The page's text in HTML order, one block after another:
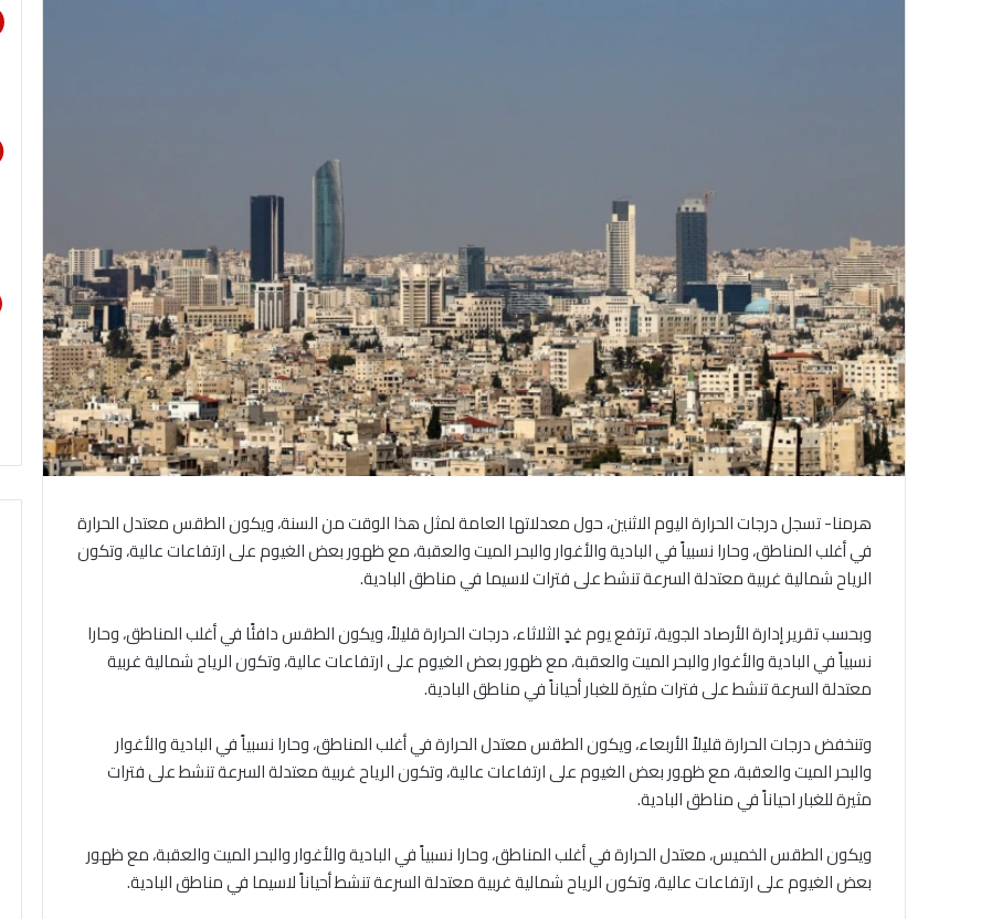
هرمنا- تسجل درجات الحرارة اليوم الاثنين، حول معدلاتها العامة لمثل هذا الوقت من السنة، ويكون الطقس معتدل الحرارة
في أغلب المناطق، وحارا نسبياً في البادية والأغوار والبحر الميت والعقبة، مع ظهور بعض الغيوم على ارتفاعات عالية، وتكون
الرياح شمالية غربية معتدلة السرعة تنشط على فترات لاسيما في مناطق البادية.
وبحسب تقرير إدارة الأرصاد الجوية، ترتفع يوم غدٍ الثلاثاء، درجات الحرارة قليلاً، ويكون الطقس دافئًا في أغلب المناطق، وحارا
نسبياً في البادية والأغوار والبحر الميت والعقبة، مع ظهور بعض الغيوم على ارتفاعات عالية، وتكون الرياح شمالية غربية
معتدلة السرعة تنشط على فترات مثيرة للغبار أحياناً في مناطق البادية.
وتنخفض درجات الحرارة قليلاً الأربعاء، ويكون الطقس معتدل الحرارة في أغلب المناطق، وحارا نسبياً في البادية والأغوار
والبحر الميت والعقبة، مع ظهور بعض الغيوم على ارتفاعات عالية، وتكون الرياح غربية معتدلة السرعة تنشط على فترات
مثيرة للغبار احياناً في مناطق البادية.
ويكون الطقس الخميس، معتدل الحرارة في أغلب المناطق، وحارا نسبياً في البادية والأغوار والبحر الميت والعقبة، مع ظهور
بعض الغيوم على ارتفاعات عالية، وتكون الرياح شمالية غربية معتدلة السرعة تنشط أحياناً لاسيما في مناطق البادية.